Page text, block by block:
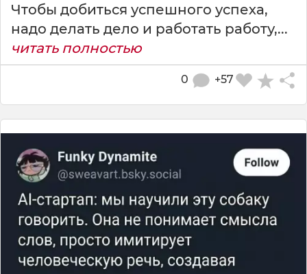
Чтобы добиться успешного успеха,
надо делать дело и работать работу,...
читать полностью
+57
0